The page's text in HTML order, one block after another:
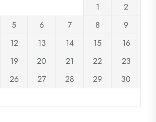
1
2
5 6 7 8
9
12 13 14 15
16
19 20 21 22
23
26 27 28 29
30